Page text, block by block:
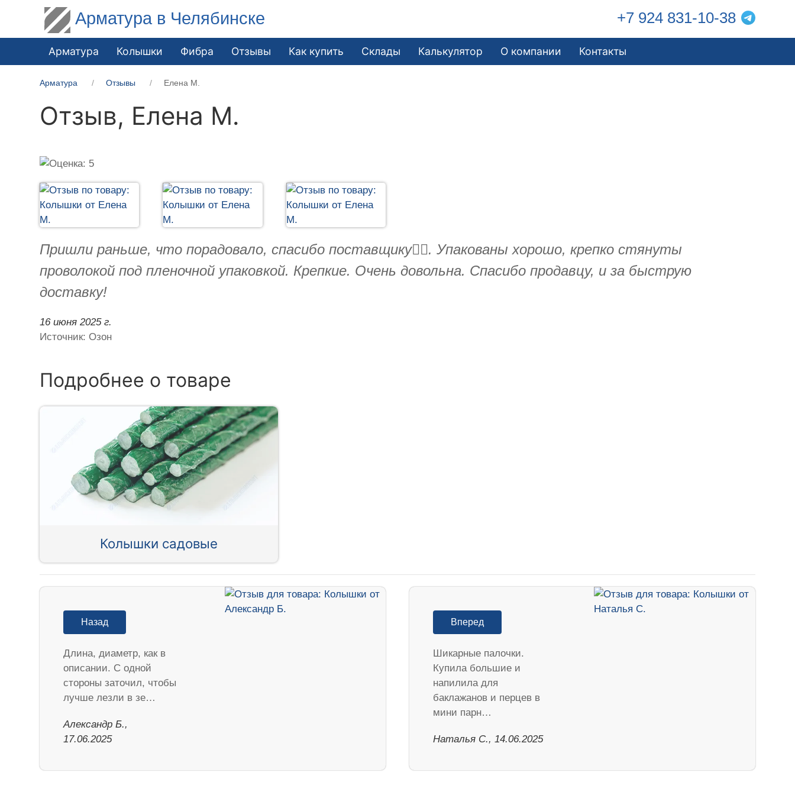
Арматура в Челябинске +7 924 831-10-38
Арматура Колышки Фибра Отзывы Как купить Склады Калькулятор О компании Контакты
Арматура Отзывы Елена М.
Отзыв, Елена М.
Пришли раньше, что порадовало, спасибо поставщику👍🏻. Упакованы хорошо, крепко стянуты
проволокой под пленочной упаковкой. Крепкие. Очень довольна. Спасибо продавцу, и за быструю
доставку!
16 июня 2025 г.
Источник: Озон
Подробнее о товаре
Колышки садовые
Назад
Длина, диаметр, как в
описании. С одной
стороны заточил, чтобы
лучше лезли в зе…
Александр Б.,
17.06.2025
Вперед
Шикарные палочки.
Купила большие и
напилила для
баклажанов и перцев в
мини парн…
Наталья С., 14.06.2025